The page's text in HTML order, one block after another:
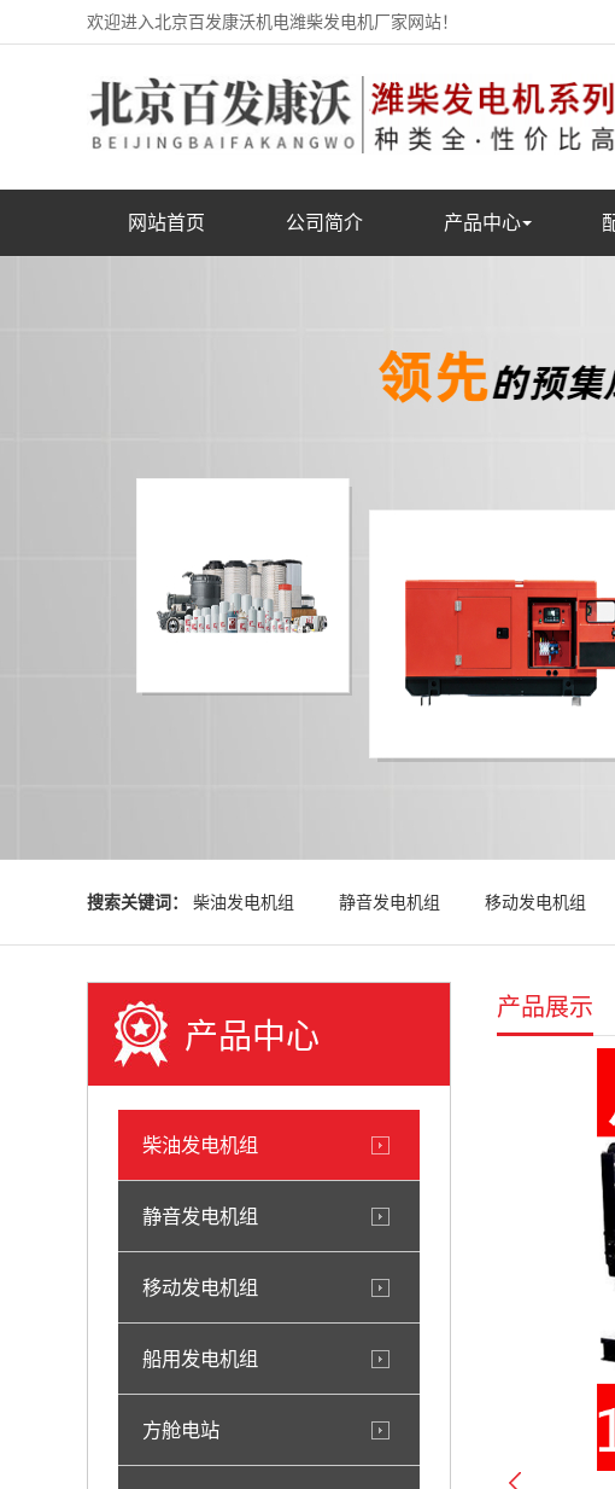
欢迎进入北京百发康沃机电潍柴发电机厂家网站！
网站首页 公司简介 产品中心
搜索关键词： 柴油发电机组 静音发电机组 移动发电机组
产品中心
柴油发电机组
静音发电机组
移动发电机组
船用发电机组
方舱电站
产品展示